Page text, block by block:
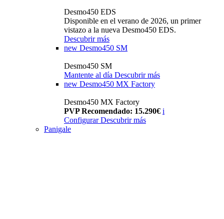
Desmo450 EDS
Disponible en el verano de 2026, un primer
vistazo a la nueva Desmo450 EDS.
Descubrir más
new Desmo450 SM
Desmo450 SM
Mantente al día Descubrir más
new Desmo450 MX Factory
Desmo450 MX Factory
PVP Recomendado: 15.290€ i
Configurar Descubrir más
Panigale